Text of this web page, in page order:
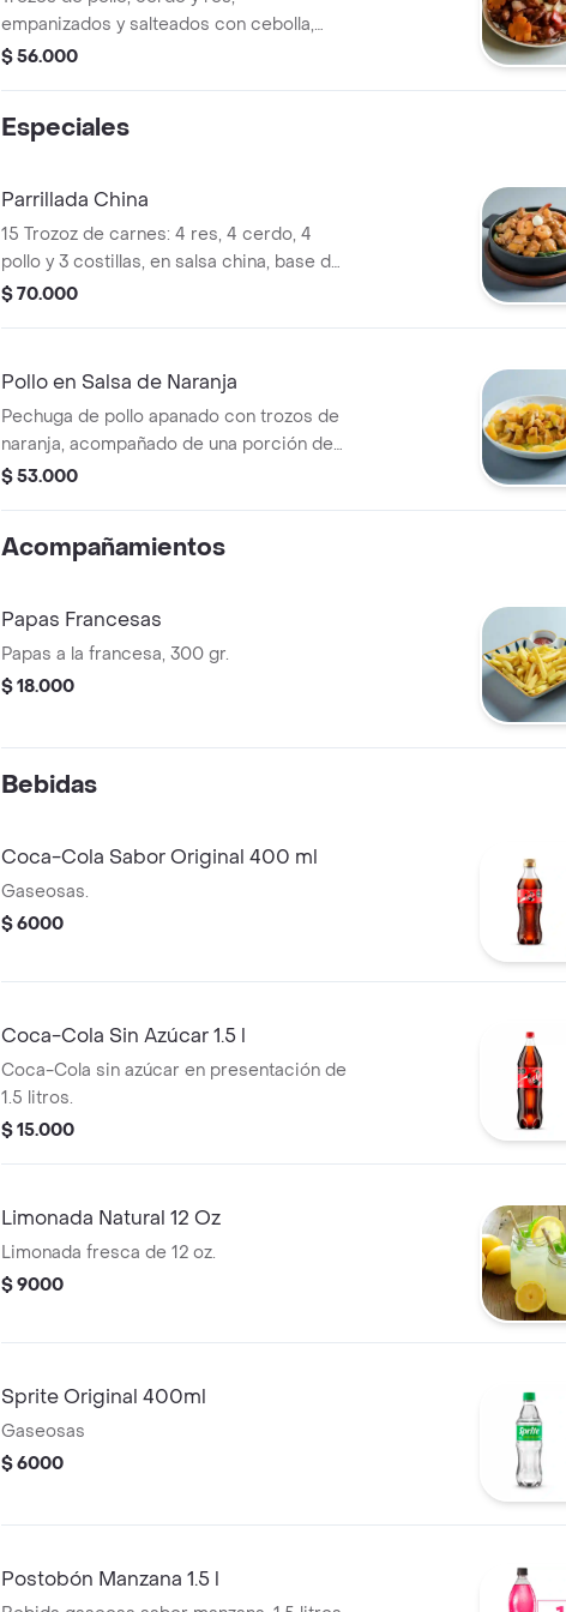
empanizados y salteados con cebolla,
zanahoria y pimentón al wok, acompañado
$ 56.000
Especiales
Parrillada China
15 Trozoz de carnes: 4 res, 4 cerdo, 4
pollo y 3 costillas, en salsa china, base de
vegetales de la casa, 2 langostinos, 2
china y tortilla de huevo, para compartir.
$ 70.000
Pollo en Salsa de Naranja
Pechuga de pollo apanado con trozos de
naranja, acompañado de una porción de
arroz con pollo desmechado, cerdo,
$ 53.000
Acompañamientos
Papas Francesas
Papas a la francesa, 300 gr.
$ 18.000
Bebidas
Coca-Cola Sabor Original 400 ml
Gaseosas.
$ 6000
Coca-Cola Sin Azúcar 1.5 l
Coca-Cola sin azúcar en presentación de
1.5 litros.
$ 15.000
Limonada Natural 12 Oz
Limonada fresca de 12 oz.
$ 9000
Sprite Original 400ml
Gaseosas
$ 6000
Postobón Manzana 1.5 l